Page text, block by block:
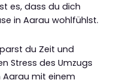
es, dass du dich
in Aarau wohlfühlst.
du Zeit und
Stress des Umzugs
Aarau mit einem